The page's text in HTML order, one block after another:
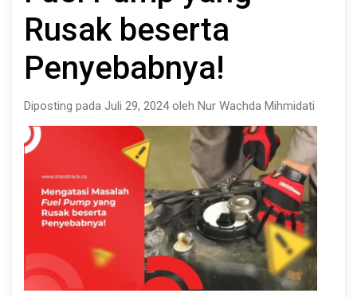
Rusak beserta
Penyebabnya!
Diposting pada Juli 29, 2024 oleh Nur Wachda Mihmidati